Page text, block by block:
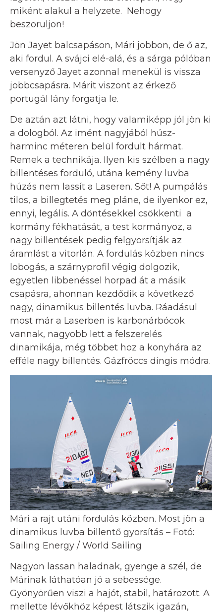
miként alakul a helyzete. Nehogy
beszoruljon!
Jön Jayet balcsapáson, Mári jobbon, de ő az,
aki fordul. A svájci elé-alá, és a sárga pólóban
versenyző Jayet azonnal menekül is vissza
jobbcsapásra. Márit viszont az érkező
portugál lány forgatja le.
De aztán azt látni, hogy valamiképp jól jön ki
a dologból. Az imént nagyjából húsz-
harminc méteren belül fordult hármat.
Remek a technikája. Ilyen kis szélben a nagy
billentéses forduló, utána kemény luvba
húzás nem lassít a Laseren. Sőt! A pumpálás
tilos, a billegtetés meg pláne, de ilyenkor ez,
ennyi, legális. A döntésekkel csökkenti a
kormány fékhatását, a test kormányoz, a
nagy billentések pedig felgyorsítják az
áramlást a vitorlán. A fordulás közben nincs
lobogás, a szárnyprofil végig dolgozik,
egyetlen libbenéssel horpad át a másik
csapásra, ahonnan kezdődik a következő
nagy, dinamikus billentés luvba. Ráadásul
most már a Laserben is karbonárbócok
vannak, nagyobb lett a felszerelés
dinamikája, még többet hoz a konyhára az
efféle nagy billentés. Gázfröccs dingis módra.
Mári a rajt utáni fordulás közben. Most jön a
dinamikus luvba billentő gyorsítás – Fotó:
Sailing Energy / World Sailing
Nagyon lassan haladnak, gyenge a szél, de
Márinak láthatóan jó a sebessége.
Gyönyörűen viszi a hajót, stabil, határozott. A
mellette lévőkhöz képest látszik igazán,